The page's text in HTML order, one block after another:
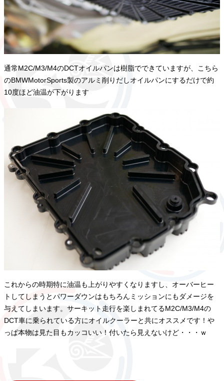
通常M2C/M3/M4のDCTオイルパンは樹脂でできていますが、こちら
のBMWMotorSports製のアルミ削りだしオイルパンにするだけで約
10度ほど油温が下がります
これからの時期特に油温も上がりやすくなりますし、オーバーヒー
トしてしまうとパワーダウンはもちろんミッションにもダメージを
与えてしまいます。サーキット走行を楽しまれてるM2C/M3/M4の
DCT車に乗られている方にオイルクーラーと共にオススメです！や
っぱ本物は見た目もカッコいい！付いたら見えないけど・・・ｗ